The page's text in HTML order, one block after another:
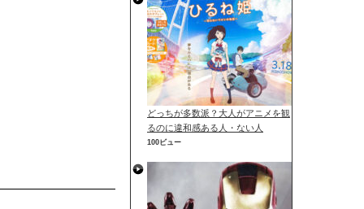
どっちが多数派？大人がアニメを観
るのに違和感ある人・ない人
100ビュー